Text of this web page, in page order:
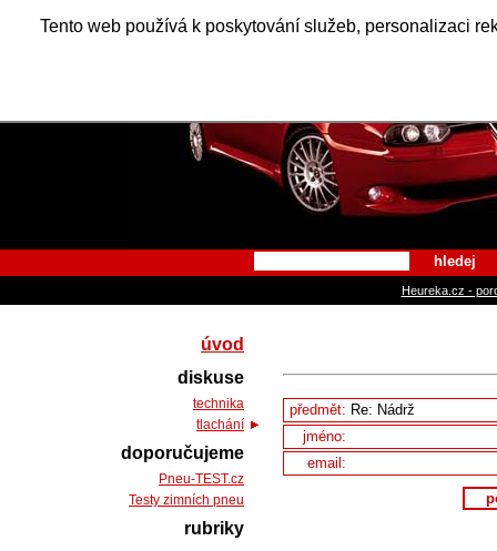
Tento web používá k poskytování služeb, personalizaci
Alfa
hledej
Heureka.cz -
předmět:
jméno:
email:
úvod
diskuse
technika
tlachání
doporučujeme
Pneu-TEST.cz
Testy zimních pneu
rubriky